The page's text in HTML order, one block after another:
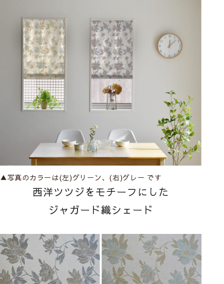
▲写真のカラーは(左)グリーン、(右)グレー です
西洋ツツジをモチーフにした
ジャガード織シェード